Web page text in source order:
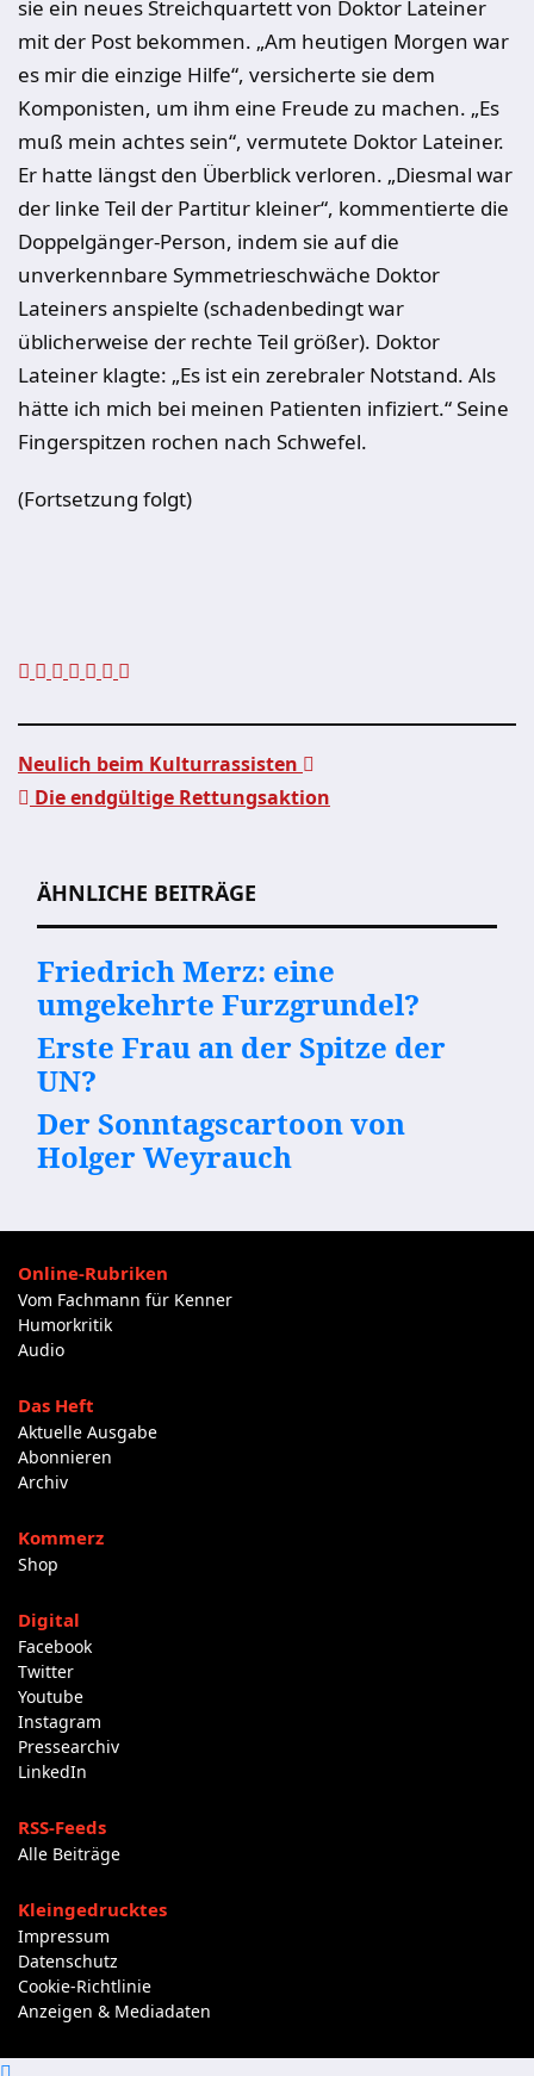
sie ein neues Streichquartett von Doktor Lateiner
mit der Post bekommen. „Am heutigen Morgen war
es mir die einzige Hilfe“, versicherte sie dem
Komponisten, um ihm eine Freude zu machen. „Es
muß mein achtes sein“, vermutete Doktor Lateiner.
Er hatte längst den Überblick verloren. „Diesmal war
der linke Teil der Partitur kleiner“, kommentierte die
Doppelgänger-Person, indem sie auf die
unverkennbare Symmetrieschwäche Doktor
Lateiners anspielte (schadenbedingt war
üblicherweise der rechte Teil größer). Doktor
Lateiner klagte: „Es ist ein zerebraler Notstand. Als
hätte ich mich bei meinen Patienten infiziert.“ Seine
Fingerspitzen rochen nach Schwefel.
(Fortsetzung folgt)
Neulich beim Kulturrassisten
Die endgültige Rettungsaktion
ÄHNLICHE BEITRÄGE
Friedrich Merz: eine
umgekehrte Furzgrundel?
Erste Frau an der Spitze der
UN?
Der Sonntagscartoon von
Holger Weyrauch
Online-Rubriken
Vom Fachmann für Kenner
Humorkritik
Audio
Das Heft
Aktuelle Ausgabe
Abonnieren
Archiv
Kommerz
Shop
Digital
Facebook
Twitter
Youtube
Instagram
Pressearchiv
LinkedIn
RSS-Feeds
Alle Beiträge
Kleingedrucktes
Impressum
Datenschutz
Cookie-Richtlinie
Anzeigen & Mediadaten